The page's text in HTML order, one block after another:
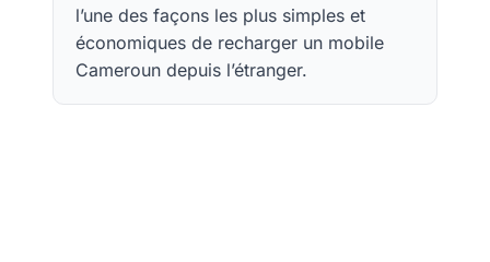
l’une des façons les plus simples et
économiques de recharger un mobile
Cameroun depuis l’étranger.